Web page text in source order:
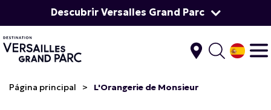
Descubrir Versalles Grand Parc
Página principal > L'Orangerie de Monsieur